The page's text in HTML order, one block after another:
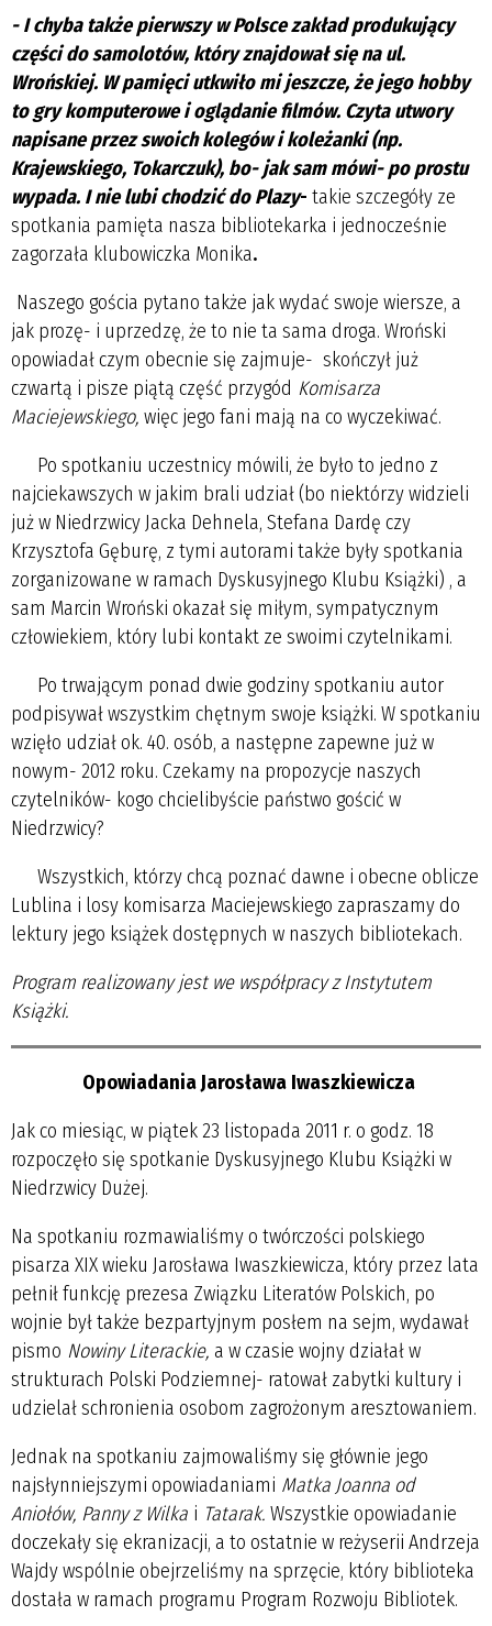
- I chyba także pierwszy w Polsce zakład produkujący
części do samolotów, który znajdował się na ul.
Wrońskiej. W pamięci utkwiło mi jeszcze, że jego hobby
to gry komputerowe i oglądanie filmów. Czyta utwory
napisane przez swoich kolegów i koleżanki (np.
Krajewskiego, Tokarczuk), bo- jak sam mówi- po prostu
wypada. I nie lubi chodzić do Plazy- takie szczegóły ze
spotkania pamięta nasza bibliotekarka i jednocześnie
zagorzała klubowiczka Monika.
Naszego gościa pytano także jak wydać swoje wiersze, a
jak prozę- i uprzedzę, że to nie ta sama droga. Wroński
opowiadał czym obecnie się zajmuje- skończył już
czwartą i pisze piątą część przygód Komisarza
Maciejewskiego, więc jego fani mają na co wyczekiwać.
Po spotkaniu uczestnicy mówili, że było to jedno z
najciekawszych w jakim brali udział (bo niektórzy widzieli
już w Niedrzwicy Jacka Dehnela, Stefana Dardę czy
Krzysztofa Gęburę, z tymi autorami także były spotkania
zorganizowane w ramach Dyskusyjnego Klubu Książki) , a
sam Marcin Wroński okazał się miłym, sympatycznym
człowiekiem, który lubi kontakt ze swoimi czytelnikami.
Po trwającym ponad dwie godziny spotkaniu autor
podpisywał wszystkim chętnym swoje książki. W spotkaniu
wzięło udział ok. 40. osób, a następne zapewne już w
nowym- 2012 roku. Czekamy na propozycje naszych
czytelników- kogo chcielibyście państwo gościć w
Niedrzwicy?
Wszystkich, którzy chcą poznać dawne i obecne oblicze
Lublina i losy komisarza Maciejewskiego zapraszamy do
lektury jego książek dostępnych w naszych bibliotekach.
Program realizowany jest we współpracy z Instytutem
Książki.
Opowiadania Jarosława Iwaszkiewicza
Jak co miesiąc, w piątek 23 listopada 2011 r. o godz. 18
rozpoczęło się spotkanie Dyskusyjnego Klubu Książki w
Niedrzwicy Dużej.
Na spotkaniu rozmawialiśmy o twórczości polskiego
pisarza XIX wieku Jarosława Iwaszkiewicza, który przez lata
pełnił funkcję prezesa Związku Literatów Polskich, po
wojnie był także bezpartyjnym posłem na sejm, wydawał
pismo Nowiny Literackie, a w czasie wojny działał w
strukturach Polski Podziemnej- ratował zabytki kultury i
udzielał schronienia osobom zagrożonym aresztowaniem.
Jednak na spotkaniu zajmowaliśmy się głównie jego
najsłynniejszymi opowiadaniami Matka Joanna od
Aniołów, Panny z Wilka i Tatarak. Wszystkie opowiadanie
doczekały się ekranizacji, a to ostatnie w reżyserii Andrzeja
Wajdy wspólnie obejrzeliśmy na sprzęcie, który biblioteka
dostała w ramach programu Program Rozwoju Bibliotek.